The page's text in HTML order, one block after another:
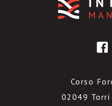
Corso
02049 Torri